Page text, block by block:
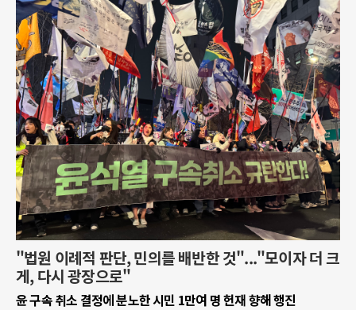
"법원 이례적 판단, 민의를 배반한 것"..."모이자 더 크
게, 다시 광장으로"
윤 구속 취소 결정에 분노한 시민 1만여 명 헌재 향해 행진